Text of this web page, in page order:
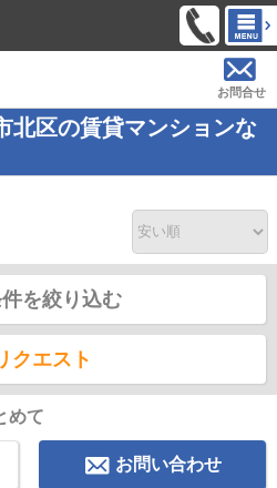
お問合せ
北区の賃貸マンションな
を絞り込む
クエスト
めて
お問い合わせ